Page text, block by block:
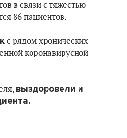
в связи с тяжестью
86 пациентов.
с рядом хронических
коронавирусной
выздоровели и